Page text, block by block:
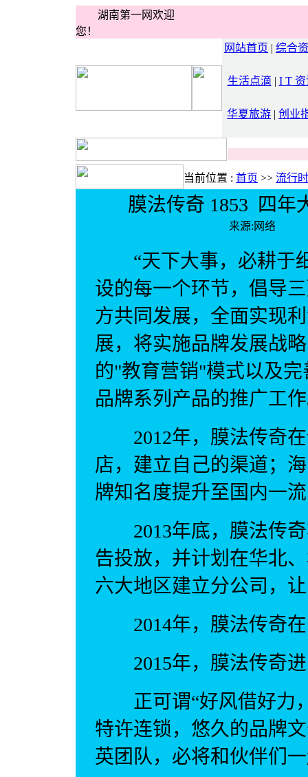
湖南第一网欢迎
您！
网站首页 | 综合
生活点滴 | I T 资
华夏旅游 | 创业
当前位置 : 首页 >> 流行
膜法传奇 1853 四年
来源:网
“天下大事，必耕于细
设的每一个环节，倡导
方共同发展，全面实现
展，将实施品牌发展战
的"教育营销"模式以及
品牌系列产品的推广工
2012年，膜法传奇在
店，建立自己的渠道；
牌知名度提升至国内一
2013年底，膜法传奇
告投放，并计划在华北
六大地区建立分公司，
2014年，膜法传奇在
2015年，膜法传奇
正可谓“好风借好力，
特许连锁，悠久的品牌
英团队，必将和伙伴们